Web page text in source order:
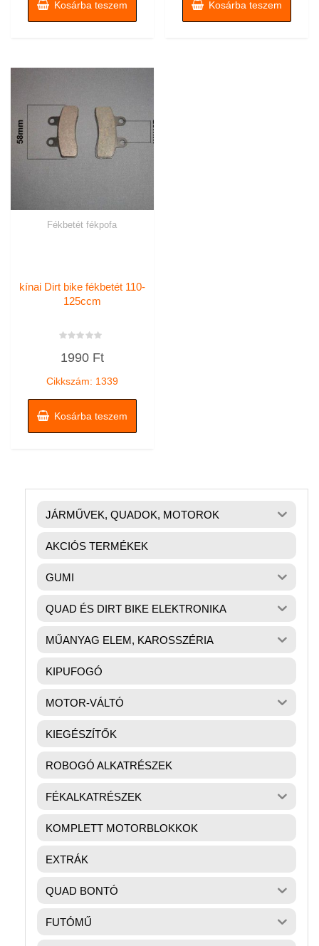
1990 Ft.
Kosárba teszem Kosárba teszem
Fékbetét fékpofa
kínai Dirt bike fékbetét 110-
125ccm
01990 Ft
Cikkszám: 1339
Kosárba teszem
JÁRMŰVEK, QUADOK, MOTOROK
AKCIÓS TERMÉKEK
GUMI
QUAD ÉS DIRT BIKE ELEKTRONIKA
MŰANYAG ELEM, KAROSSZÉRIA
KIPUFOGÓ
MOTOR-VÁLTÓ
KIEGÉSZÍTŐK
ROBOGÓ ALKATRÉSZEK
FÉKALKATRÉSZEK
KOMPLETT MOTORBLOKKOK
EXTRÁK
QUAD BONTÓ
FUTÓMŰ